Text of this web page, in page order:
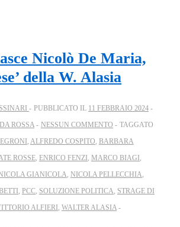
Nicolò De Maria,
della W. Alasia
PUBBLICATO IL 11 FEBBRAIO 2024
ROSSA NESSUN COMMENTO
TAGGATO
, ALFREDO COSPITO, BARBARA
ROSSE, ENRICO FENZI , MARCO BIAGI ,
GIANICOLA, NICOLA PELLECCHIA,
, PCC, SOLUZIONE POLITICA, STRAGE DI
ALFIERI , WALTER ALASIA